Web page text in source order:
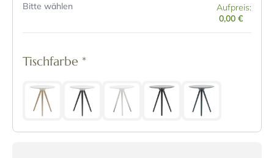
Bitte wählen
Aufpreis:
0,00 €
Tischfarbe *